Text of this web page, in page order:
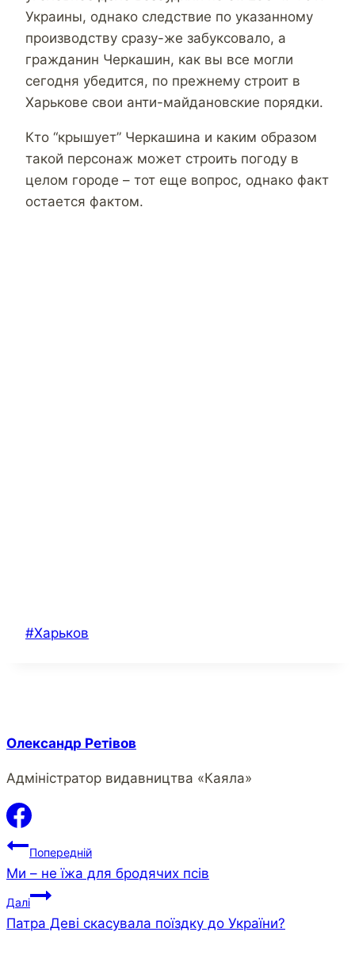
Украины, однако следствие по указанному
производству сразу-же забуксовало, а
гражданин Черкашин, как вы все могли
сегодня убедится, по прежнему строит в
Харькове свои анти-майдановские порядки.
Кто “крышует” Черкашина и каким образом
такой персонаж может строить погоду в
целом городе – тот еще вопрос, однако факт
остается фактом.
Позначки
#Харьков
Олександр Ретівов
Адміністратор видавництва «Каяла»
Навігація
записів
Попередній
Ми – не їжа для бродячих псів
Далі
Патра Деві скасувала поїздку до України?